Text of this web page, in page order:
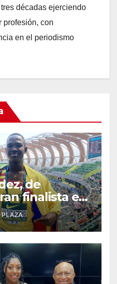
tres décadas ejerciendo
profesión, con
en el periodismo
de
finalista en
20 de Oregon